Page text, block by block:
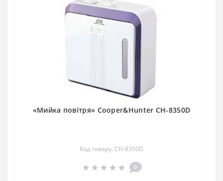
«Мийка повітря» Cooper&Hunter CH-8350D
Код товару: СH-8350D
0